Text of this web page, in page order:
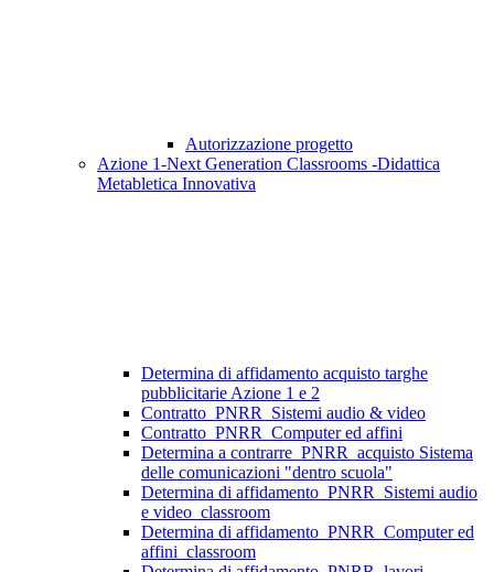
Autorizzazione progetto
Azione 1-Next Generation Classrooms -Didattica
Metabletica Innovativa
Determina di affidamento acquisto targhe
pubblicitarie Azione 1 e 2
Contratto_PNRR_Sistemi audio & video
Contratto_PNRR_Computer ed affini
Determina a contrarre_PNRR_acquisto Sistema
delle comunicazioni "dentro scuola"
Determina di affidamento_PNRR_Sistemi audio
e video_classroom
Determina di affidamento_PNRR_Computer ed
affini_classroom